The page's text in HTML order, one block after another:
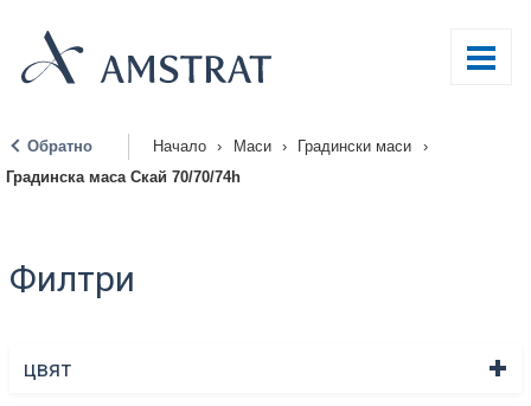
Обратно Начало › Маси › Градински маси
›
Градинска маса Скай 70/70/74h
Филтри
цвят